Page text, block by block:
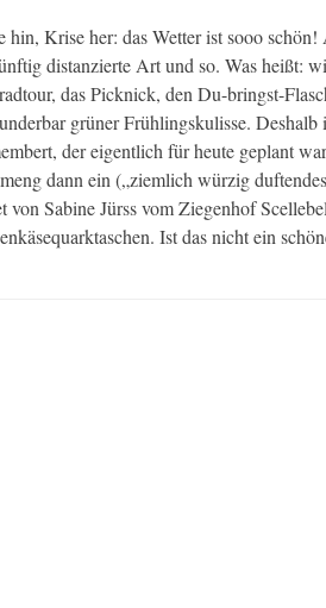
hin, Krise her: das Wetter ist sooo
distanzierte Art und so. Was heißt:
das Picknick, den Du-bringst-
grüner Frühlingskulisse. Deshalb
der eigentlich für heute geplant
dann ein („ziemlich würzig
von Sabine Jürss vom Ziegenhof
Ist das nicht ein